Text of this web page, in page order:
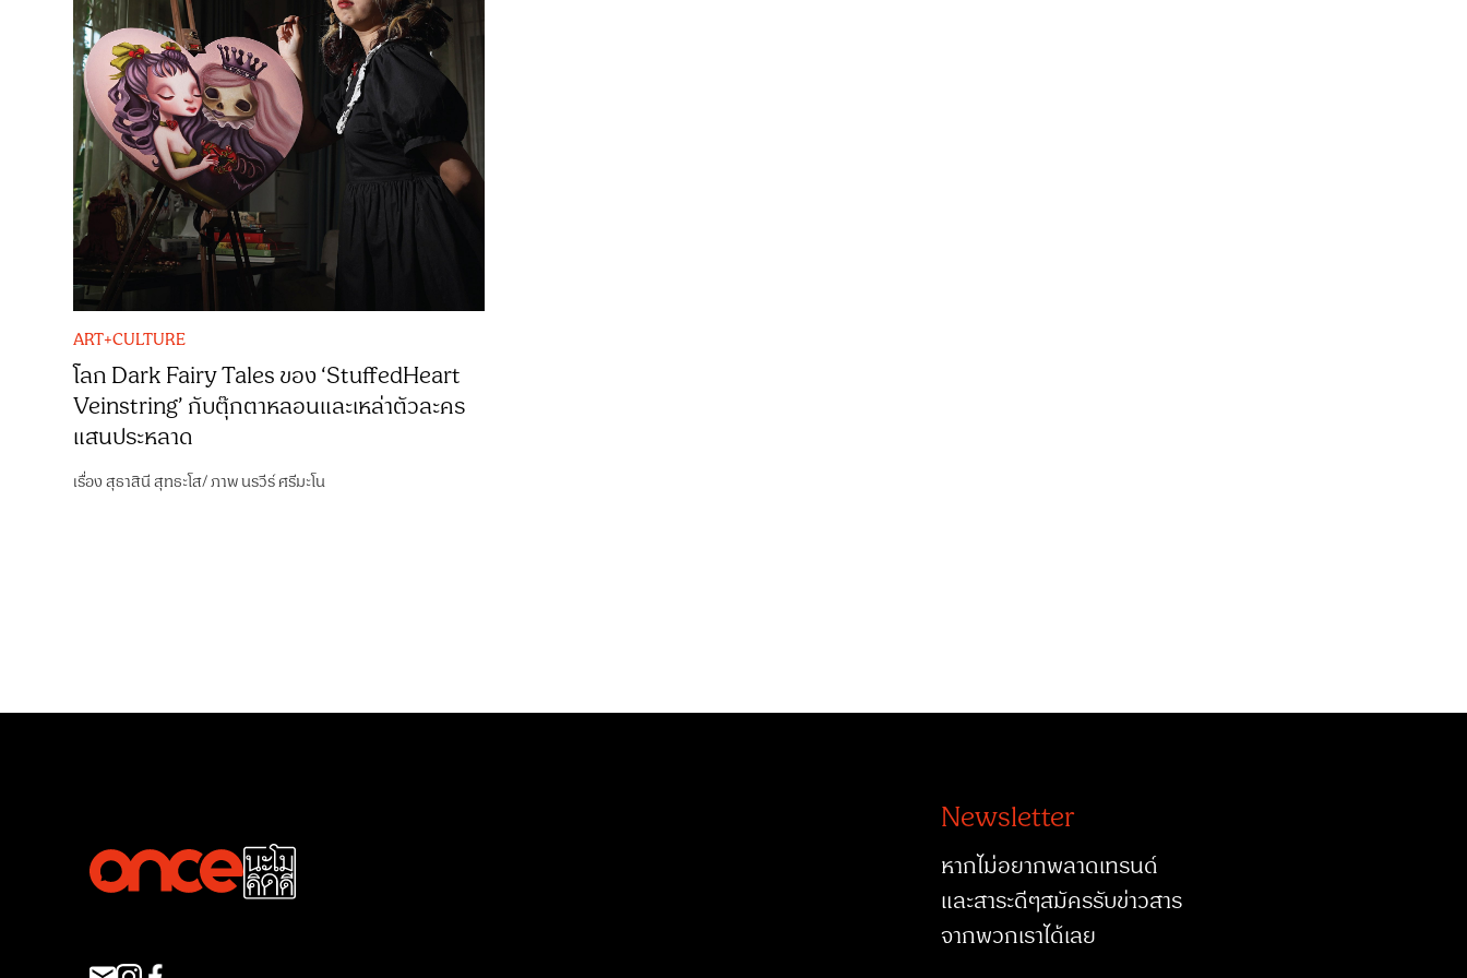
ART+CULTURE
โลก Dark Fairy Tales ของ ‘StuffedHeart
Veinstring’ กับตุ๊กตาหลอนและเหล่าตัวละคร
แสนประหลาด
เรื่องสุธาสินี สุทธะโส/ภาพนรวีร์ ศรีมะโน
Newsletter
หากไม่อยากพลาดเทรนด์
และสาระดีๆสมัครรับข่าวสาร
จากพวกเราได้เลย